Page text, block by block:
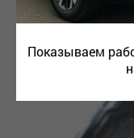
Показываем